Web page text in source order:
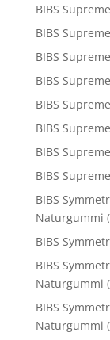
BIBS
BIBS
BIBS
BIBS
BIBS
BIBS
BIBS
BIBS
BIBS
Naturgummi
BIBS
BIBS
Naturgummi
BIBS
Naturgummi